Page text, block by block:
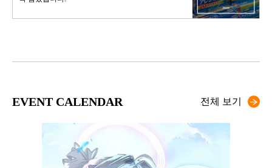
EVENT CALENDAR 전체 보기